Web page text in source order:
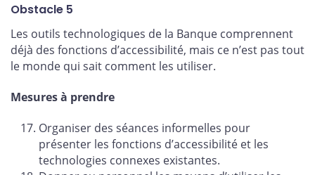
Obstacle 5
Les outils technologiques de la Banque comprennent
déjà des fonctions d’accessibilité, mais ce n’est pas tout
le monde qui sait comment les utiliser.
Mesures à prendre
Organiser des séances informelles pour
présenter les fonctions d’accessibilité et les
technologies connexes existantes.